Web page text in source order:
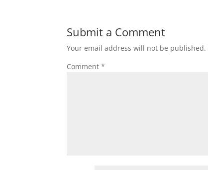
Submit a Comment
Your email address will not be published.
Comment*